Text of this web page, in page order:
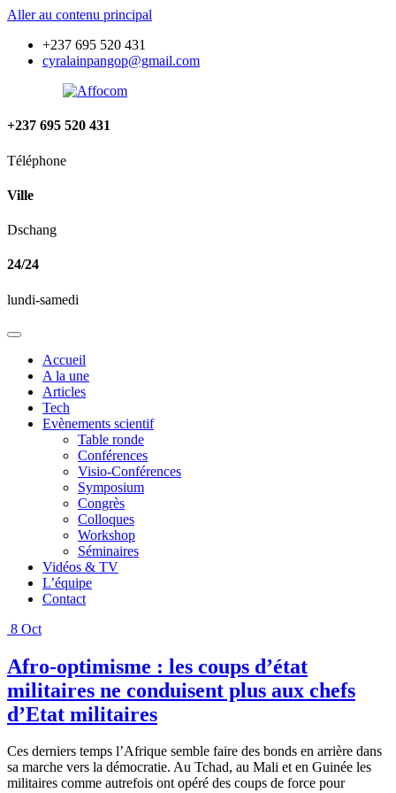
Aller au contenu principal
+237 695 520 431
cyralainpangop@gmail.com
+237 695 520 431
Téléphone
Ville
Dschang
24/24
lundi-samedi
Accueil
A la une
Articles
Tech
Evènements scientif
Table ronde
Conférences
Visio-Conférences
Symposium
Congrès
Colloques
Workshop
Séminaires
Vidéos & TV
L’équipe
Contact
8 Oct
Afro-optimisme : les coups d’état
militaires ne conduisent plus aux chefs
d’Etat militaires
Ces derniers temps l’Afrique semble faire des bonds en arrière dans
sa marche vers la démocratie. Au Tchad, au Mali et en Guinée les
militaires comme autrefois ont opéré des coups de force pour